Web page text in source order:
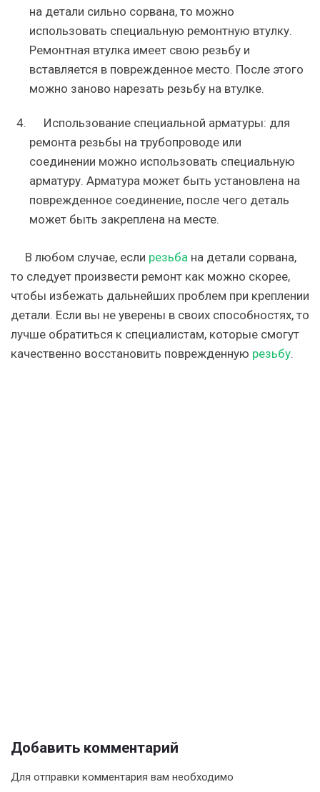
на детали сильно сорвана, то можно
использовать специальную ремонтную втулку.
Ремонтная втулка имеет свою резьбу и
вставляется в поврежденное место. После этого
можно заново нарезать резьбу на втулке.
Использование специальной арматуры: для
ремонта резьбы на трубопроводе или
соединении можно использовать специальную
арматуру. Арматура может быть установлена на
поврежденное соединение, после чего деталь
может быть закреплена на месте.
В любом случае, если резьба на детали сорвана,
то следует произвести ремонт как можно скорее,
чтобы избежать дальнейших проблем при креплении
детали. Если вы не уверены в своих способностях, то
лучше обратиться к специалистам, которые смогут
качественно восстановить поврежденную резьбу.
Добавить комментарий
Для отправки комментария вам необходимо